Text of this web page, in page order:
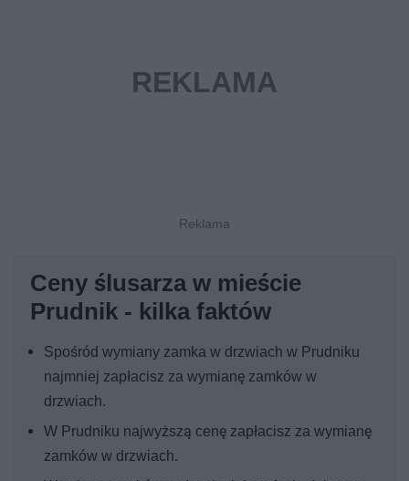
Ceny ślusarza w mieście
Prudnik - kilka faktów
Spośród wymiany zamka w drzwiach w Prudniku
najmniej zapłacisz za wymianę zamków w
drzwiach.
W Prudniku najwyższą cenę zapłacisz za wymianę
zamków w drzwiach.